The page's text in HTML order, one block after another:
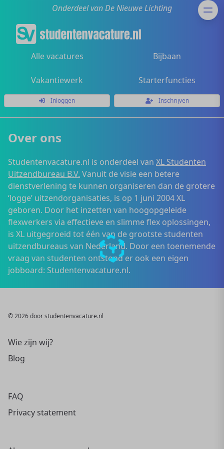
Onderdeel van De Nieuwe Lichting
Alle vacatures Bijbaan
Vakantiewerk Starterfuncties
Inloggen Inschrijven
Over ons
Studentenvacature.nl is onderdeel van XL Studenten
Uitzendbureau B.V. Vanuit de visie een betere
dienstverlening te kunnen organiseren dan de grotere
‘logge’ uitzendorganisaties, is op 1 juni 2004 XL
geboren. Door het inzetten van hoogopgeleide
flexwerkers via effectieve en slimme flex oplossingen,
is XL uitgegroeid tot één van de grootste studenten
uitzendbureaus van Nederland. Door een toenemende
vraag van studenten ontstond er ook een eigen
jobboard: Studentenvacature.nl.
© 2026 door studentenvacature.nl
Wie zijn wij?
Blog
FAQ
Privacy statement